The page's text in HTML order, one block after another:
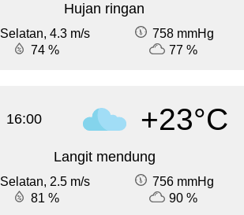
Hujan ringan
Selatan, 4.3 m/s
758 mmHg
74 %
77 %
16:00 +23°C
Langit mendung
Selatan, 2.5 m/s
756 mmHg
81 %
90 %